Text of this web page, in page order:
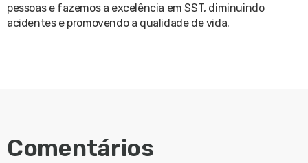
pessoas e fazemos a excelência em SST, diminuindo
acidentes e promovendo a qualidade de vida.
Comentários